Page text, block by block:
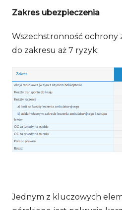
Zakres ubezpieczenia
Wszechstronność ochrony
do zakresu aż 7 ryzyk:
Jednym z kluczowych